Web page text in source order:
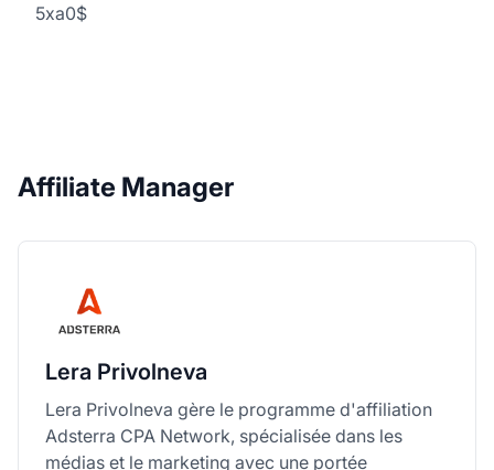
5xa0$
Affiliate Manager
Lera Privolneva
Lera Privolneva gère le programme d'affiliation
Adsterra CPA Network, spécialisée dans les
médias et le marketing avec une portée